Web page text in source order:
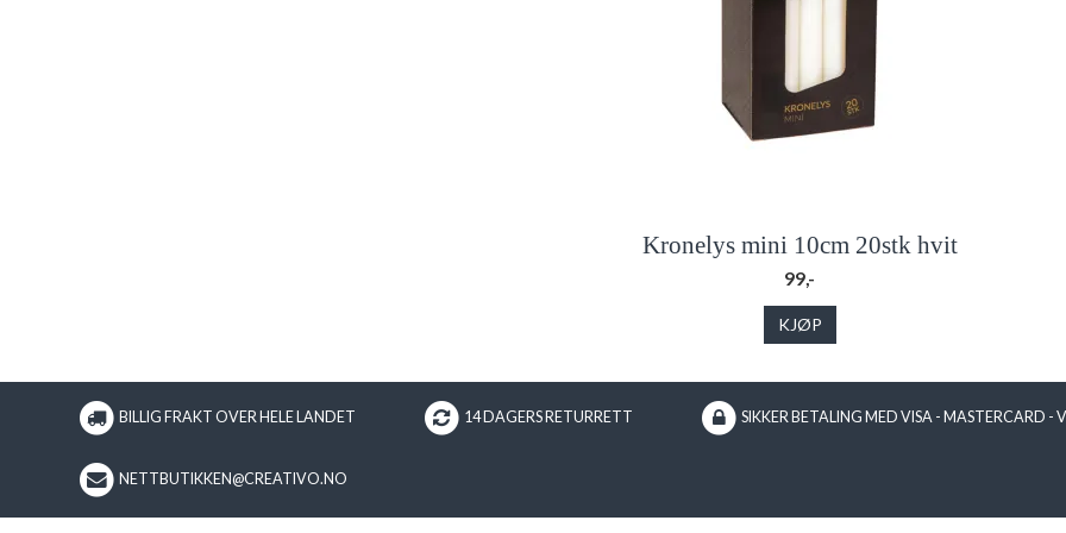
Kronelys mini 10cm 20stk hvit
99,-
KJØP
BILLIG FRAKT OVER HELE LANDET 14 DAGERS RETURRETT SIKKER BETALING MED VISA - MASTERCARD -
NETTBUTIKKEN@CREATIVO.NO